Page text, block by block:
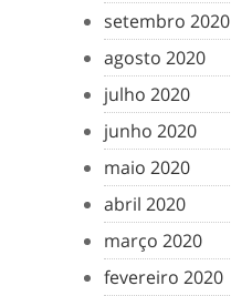
setembro 2020
agosto 2020
julho 2020
junho 2020
maio 2020
abril 2020
março 2020
fevereiro 2020